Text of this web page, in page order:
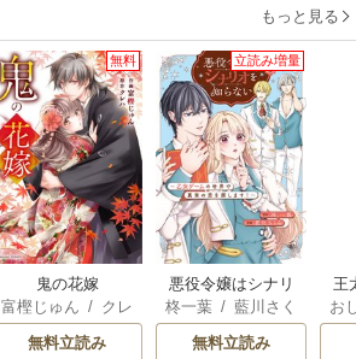
もっと見る
無料
鬼の花嫁
富樫じゅん / クレ
ハ
無料立読み
立読み増量
悪役令嬢はシナリ
オを知らない ～乙
女ゲームの世界で
柊一葉 /藍川さく
ら
無料立読み
王
こ
お